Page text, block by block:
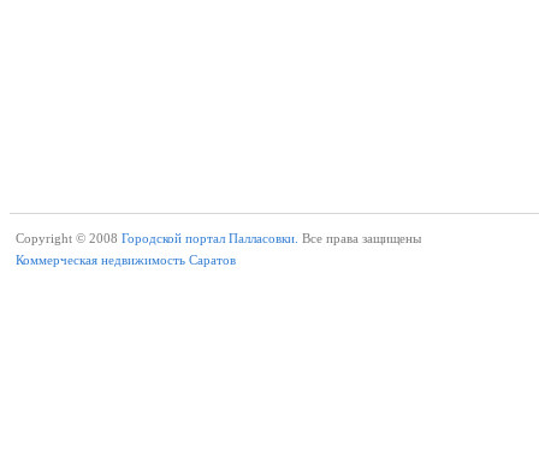
Copyright © 2008 Городской портал Палласовки. Все права защищены
Коммерческая недвижимость Саратов